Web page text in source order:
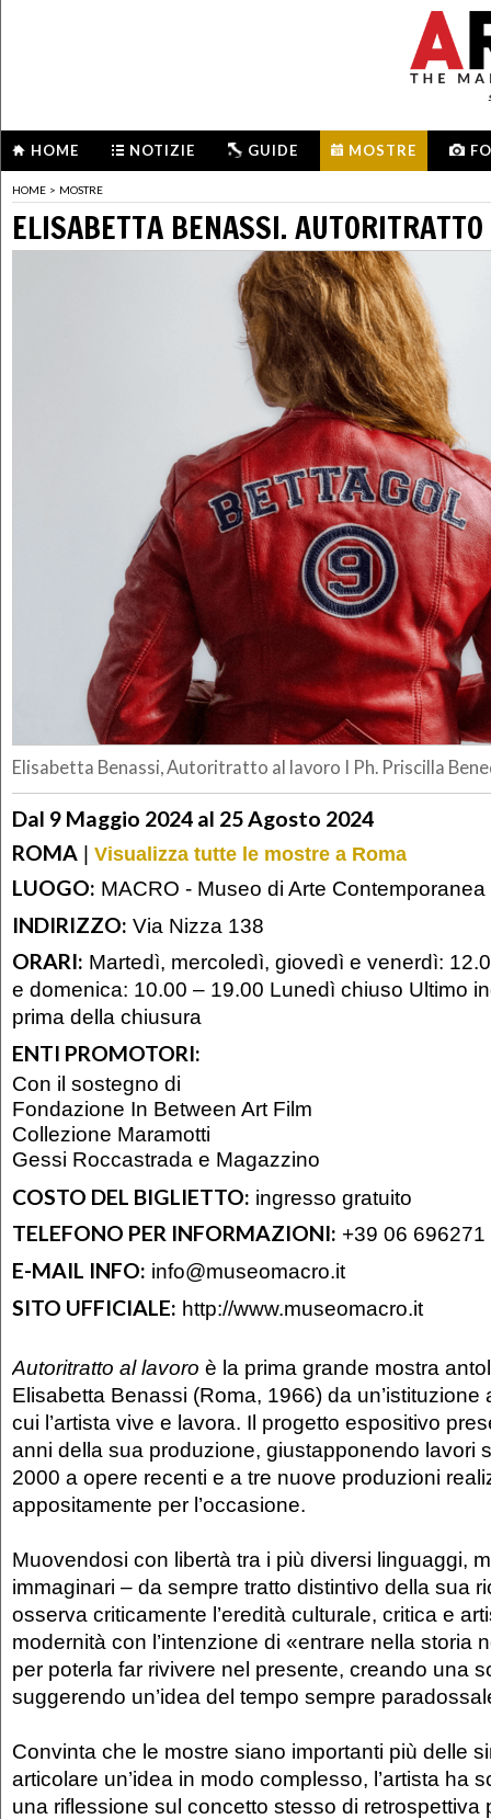
HOME NOTIZIE GUIDE MOSTRE
HOME > MOSTRE
ELISABETTA BENASSI.
Elisabetta Benassi, Autoritratto al lavoro I Ph. Priscilla
Dal 9 Maggio 2024 al 25 Agosto 2024
ROMA | Visualizza tutte le mostre a Roma
LUOGO: MACRO - Museo di Arte Contemporanea
INDIRIZZO: Via Nizza 138
ORARI: Martedì, mercoledì, giovedì e venerdì:
e domenica: 10.00 – 19.00 Lunedì chiuso Ultimo
prima della chiusura
ENTI PROMOTORI:
Con il sostegno di
Fondazione In Between Art Film
Collezione Maramotti
Gessi Roccastrada e Magazzino
COSTO DEL BIGLIETTO: ingresso gratuito
TELEFONO PER INFORMAZIONI: +39 06 696271
E-MAIL INFO: info@museomacro.it
SITO UFFICIALE: http://www.museomacro.it
Autoritratto al lavoro è la prima grande mostra
Elisabetta Benassi (Roma, 1966) da un’istituzione
cui l’artista vive e lavora. Il progetto espositivo
anni della sua produzione, giustapponendo lavori
2000 a opere recenti e a tre nuove produzioni
appositamente per l’occasione.
Muovendosi con libertà tra i più diversi linguaggi,
immaginari – da sempre tratto distintivo della sua
osserva criticamente l’eredità culturale, critica e
modernità con l’intenzione di «entrare nella storia
per poterla far rivivere nel presente, creando una
suggerendo un’idea del tempo sempre
Convinta che le mostre siano importanti più delle
articolare un’idea in modo complesso, l’artista ha
una riflessione sul concetto stesso di retrospettiva